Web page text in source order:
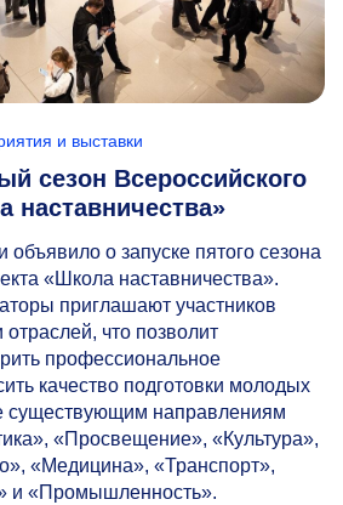
и выставки
сезон Всероссийского
наставничества»
объявило о запуске пятого сезона
«Школа наставничества».
приглашают участников
что позволит
профессиональное
качество подготовки молодых
существующим направлениям
«Просвещение», «Культура»,
«Медицина», «Транспорт»,
и «Промышленность».